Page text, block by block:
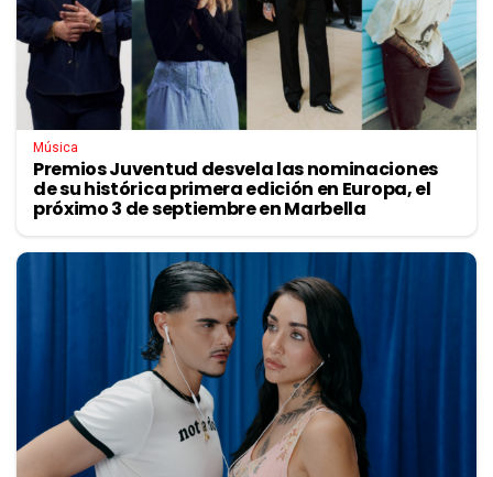
Música
Premios Juventud desvela las nominaciones
de su histórica primera edición en Europa, el
próximo 3 de septiembre en Marbella